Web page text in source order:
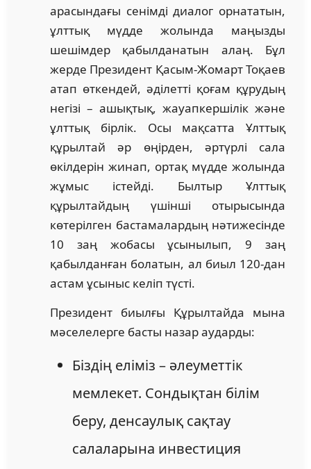
арасындағы сенімді диалог орнататын,
ұлттық мүдде жолында маңызды
шешімдер қабылданатын алаң. Бұл
жерде Президент Қасым-Жомарт Тоқаев
атап өткендей, әділетті қоғам құрудың
негізі – ашықтық, жауапкершілік және
ұлттық бірлік. Осы мақсатта Ұлттық
құрылтай әр өңірден, әртүрлі сала
өкілдерін жинап, ортақ мүдде жолында
жұмыс істейді. Былтыр Ұлттық
құрылтайдың үшінші отырысында
көтерілген бастамалардың нәтижесінде
10 заң жобасы ұсынылып, 9 заң
қабылданған болатын, ал биыл 120-дан
астам ұсыныс келіп түсті.
Президент биылғы Құрылтайда мына
мәселелерге басты назар аударды:
Біздің еліміз – әлеуметтік
мемлекет. Сондықтан білім
беру, денсаулық сақтау
салаларына инвестиция